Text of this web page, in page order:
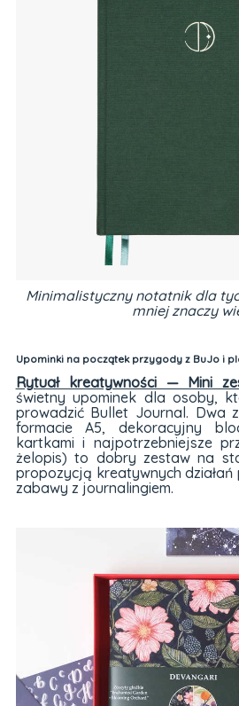
Minimalistyczny notatnik dla
mniej znaczy
Upominki na początek przygody z BuJo i
Rytuał kreatywności — Mini
świetny upominek dla osoby,
prowadzić Bullet Journal. Dwa
formacie A5, dekoracyjny
kartkami i najpotrzebniejsze
żelopis) to dobry zestaw na
propozycją kreatywnych
zabawy z journalingiem.